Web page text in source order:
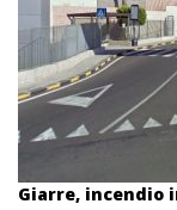
Giarre, incendio